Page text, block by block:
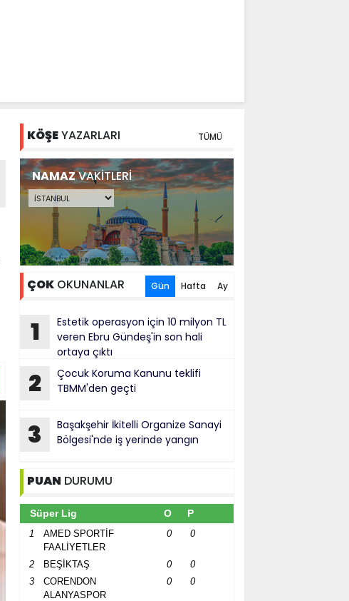
KÖŞEYAZARLARI TÜMÜ
NAMAZVAKİTLERİ
ÇOK OKUNANLAR Gün Hafta Ay
1
Estetik operasyon için 10 milyon TL
veren Ebru Gündeş'in son hali
ortaya çıktı
2
Çocuk Koruma Kanunu teklifi
TBMM'den geçti
3
Başakşehir İkitelli Organize Sanayi
Bölgesi'nde iş yerinde yangın
PUAN DURUMU
Süper Lig O P
1
AMED SPORTİF
FAALİYETLER
0 0
2 BEŞİKTAŞ 0
0
3
CORENDON
ALANYASPOR
0 0